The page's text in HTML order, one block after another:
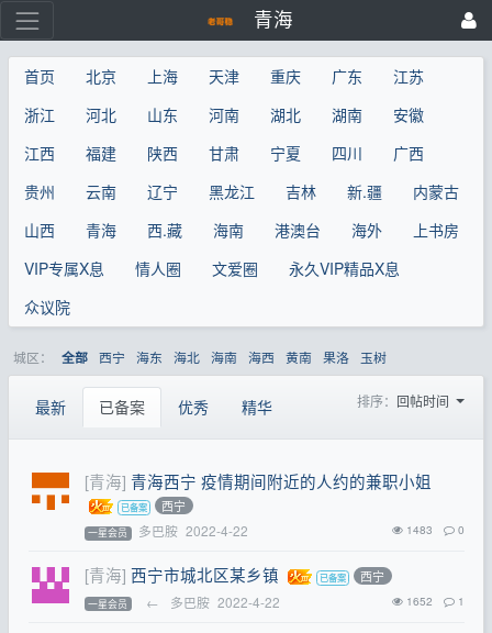
青海
首页 北京 上海 天津 重庆 广东
江苏
浙江
河北 山东 河南 湖北 湖南
安徽
江西
福建 陕西 甘肃 宁夏 四川
广西
贵州
云南 辽宁 黑龙江 吉林 新.疆
内蒙古
山西
青海 西.藏 海南 港澳台 海外
上书房
VIP专属X息
情人圈 文爱圈
永久VIP精品X息
众议院
城区： 全部 西宁 海东 海北 海南 海西 黄南 果洛 玉树
最新 已备案 优秀 精华 排序： 回帖时间
[青海] 青海西宁 疫情期间附近的人约的兼职小姐
西宁
一星会员 多巴胺 2022-4-22 1483 0
[青海] 西宁市城北区某乡镇 西宁
一星会员 ← 多巴胺 2022-4-22 1652 1